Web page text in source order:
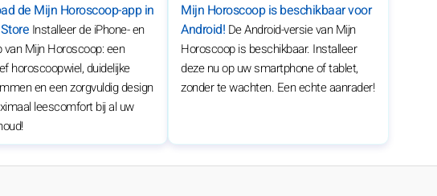
de Mijn Horoscoop-app in
Installeer de iPhone- en
van Mijn Horoscoop: een
horoscoopwiel, duidelijke
en een zorgvuldig design
leescomfort bij al uw
Mijn Horoscoop is beschikbaar voor
Android! De Android-versie van Mijn
Horoscoop is beschikbaar. Installeer
deze nu op uw smartphone of tablet,
zonder te wachten. Een echte aanrader!